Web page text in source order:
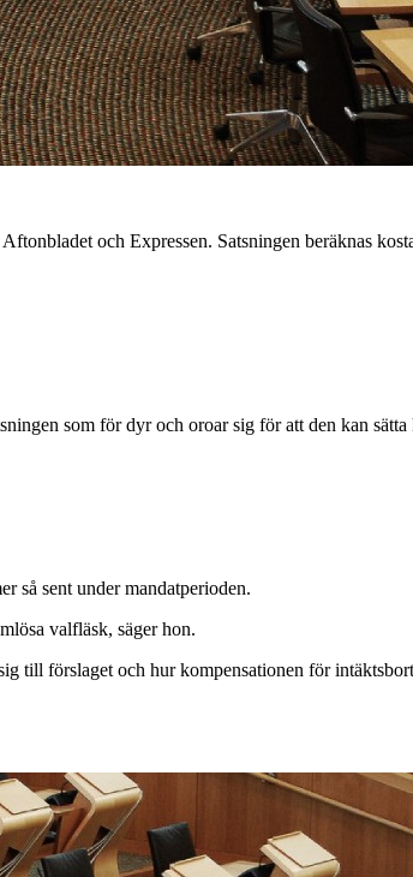
och Expressen. Satsningen beräknas
som för dyr och oroar sig för att den kan
så sent under mandatperioden.
valfläsk, säger hon.
till förslaget och hur kompensationen för